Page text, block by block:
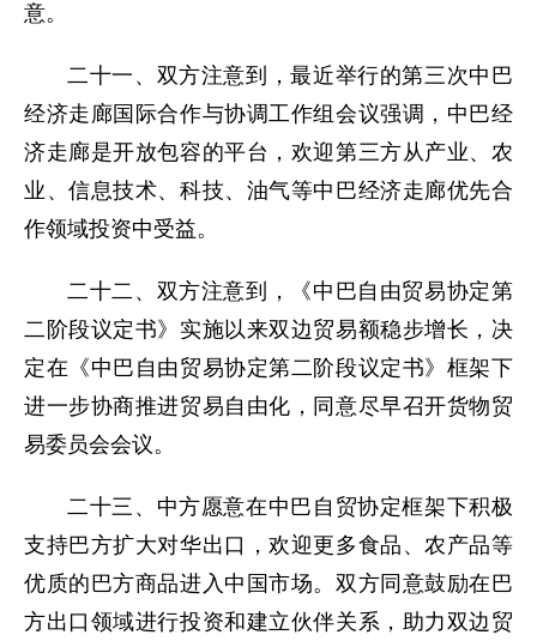
意。
二十一、双方注意到，最近举行的第三次中巴
经济走廊国际合作与协调工作组会议强调，中巴经
济走廊是开放包容的平台，欢迎第三方从产业、农
业、信息技术、科技、油气等中巴经济走廊优先合
作领域投资中受益。
二十二、双方注意到，《中巴自由贸易协定第
二阶段议定书》实施以来双边贸易额稳步增长，决
定在《中巴自由贸易协定第二阶段议定书》框架下
进一步协商推进贸易自由化，同意尽早召开货物贸
易委员会会议。
二十三、中方愿意在中巴自贸协定框架下积极
支持巴方扩大对华出口，欢迎更多食品、农产品等
优质的巴方商品进入中国市场。双方同意鼓励在巴
方出口领域进行投资和建立伙伴关系，助力双边贸